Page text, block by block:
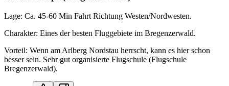
Lage: Ca. 45-60 Min Fahrt Richtung Westen/Nordwesten.
Charakter: Eines der besten Fluggebiete im Bregenzerwald.
Vorteil: Wenn am Arlberg Nordstau herrscht, kann es hier schon
besser sein. Sehr gut organisierte Flugschule (Flugschule
Bregenzerwald).